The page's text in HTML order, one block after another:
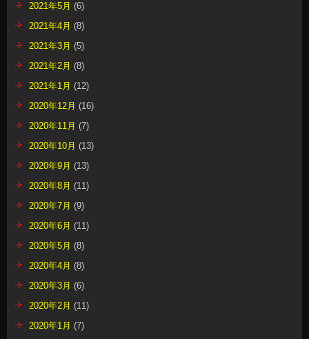
2021年5月 (6)
2021年4月 (8)
2021年3月 (5)
2021年2月 (8)
2021年1月 (12)
2020年12月 (16)
2020年11月 (7)
2020年10月 (13)
2020年9月 (13)
2020年8月 (11)
2020年7月 (9)
2020年6月 (11)
2020年5月 (8)
2020年4月 (8)
2020年3月 (6)
2020年2月 (11)
2020年1月 (7)